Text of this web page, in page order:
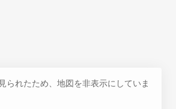
られたため、地図を非表示にしていま